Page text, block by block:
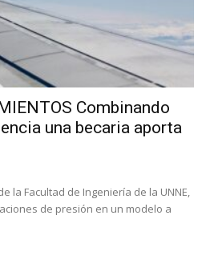
Combinando
una becaria aporta
la Facultad de Ingeniería de la UNNE,
de presión en un modelo a